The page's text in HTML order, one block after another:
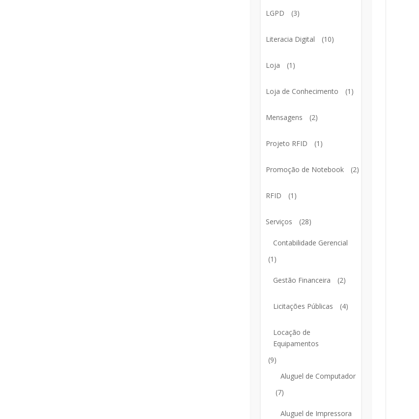
LGPD (3)
Literacia Digital (10)
Loja (1)
Loja de Conhecimento (1)
Mensagens (2)
Projeto RFID (1)
Promoção de Notebook (2)
RFID (1)
Serviços (28)
Contabilidade Gerencial
(1)
Gestão Financeira (2)
Licitações Públicas (4)
Locação de
Equipamentos
(9)
Aluguel de Computador
(7)
Aluguel de Impressora